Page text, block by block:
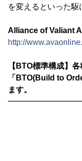
を変えるといった
Alliance of Valiant
http://
【BTO標準構成】
「BTO(Build to
ます。